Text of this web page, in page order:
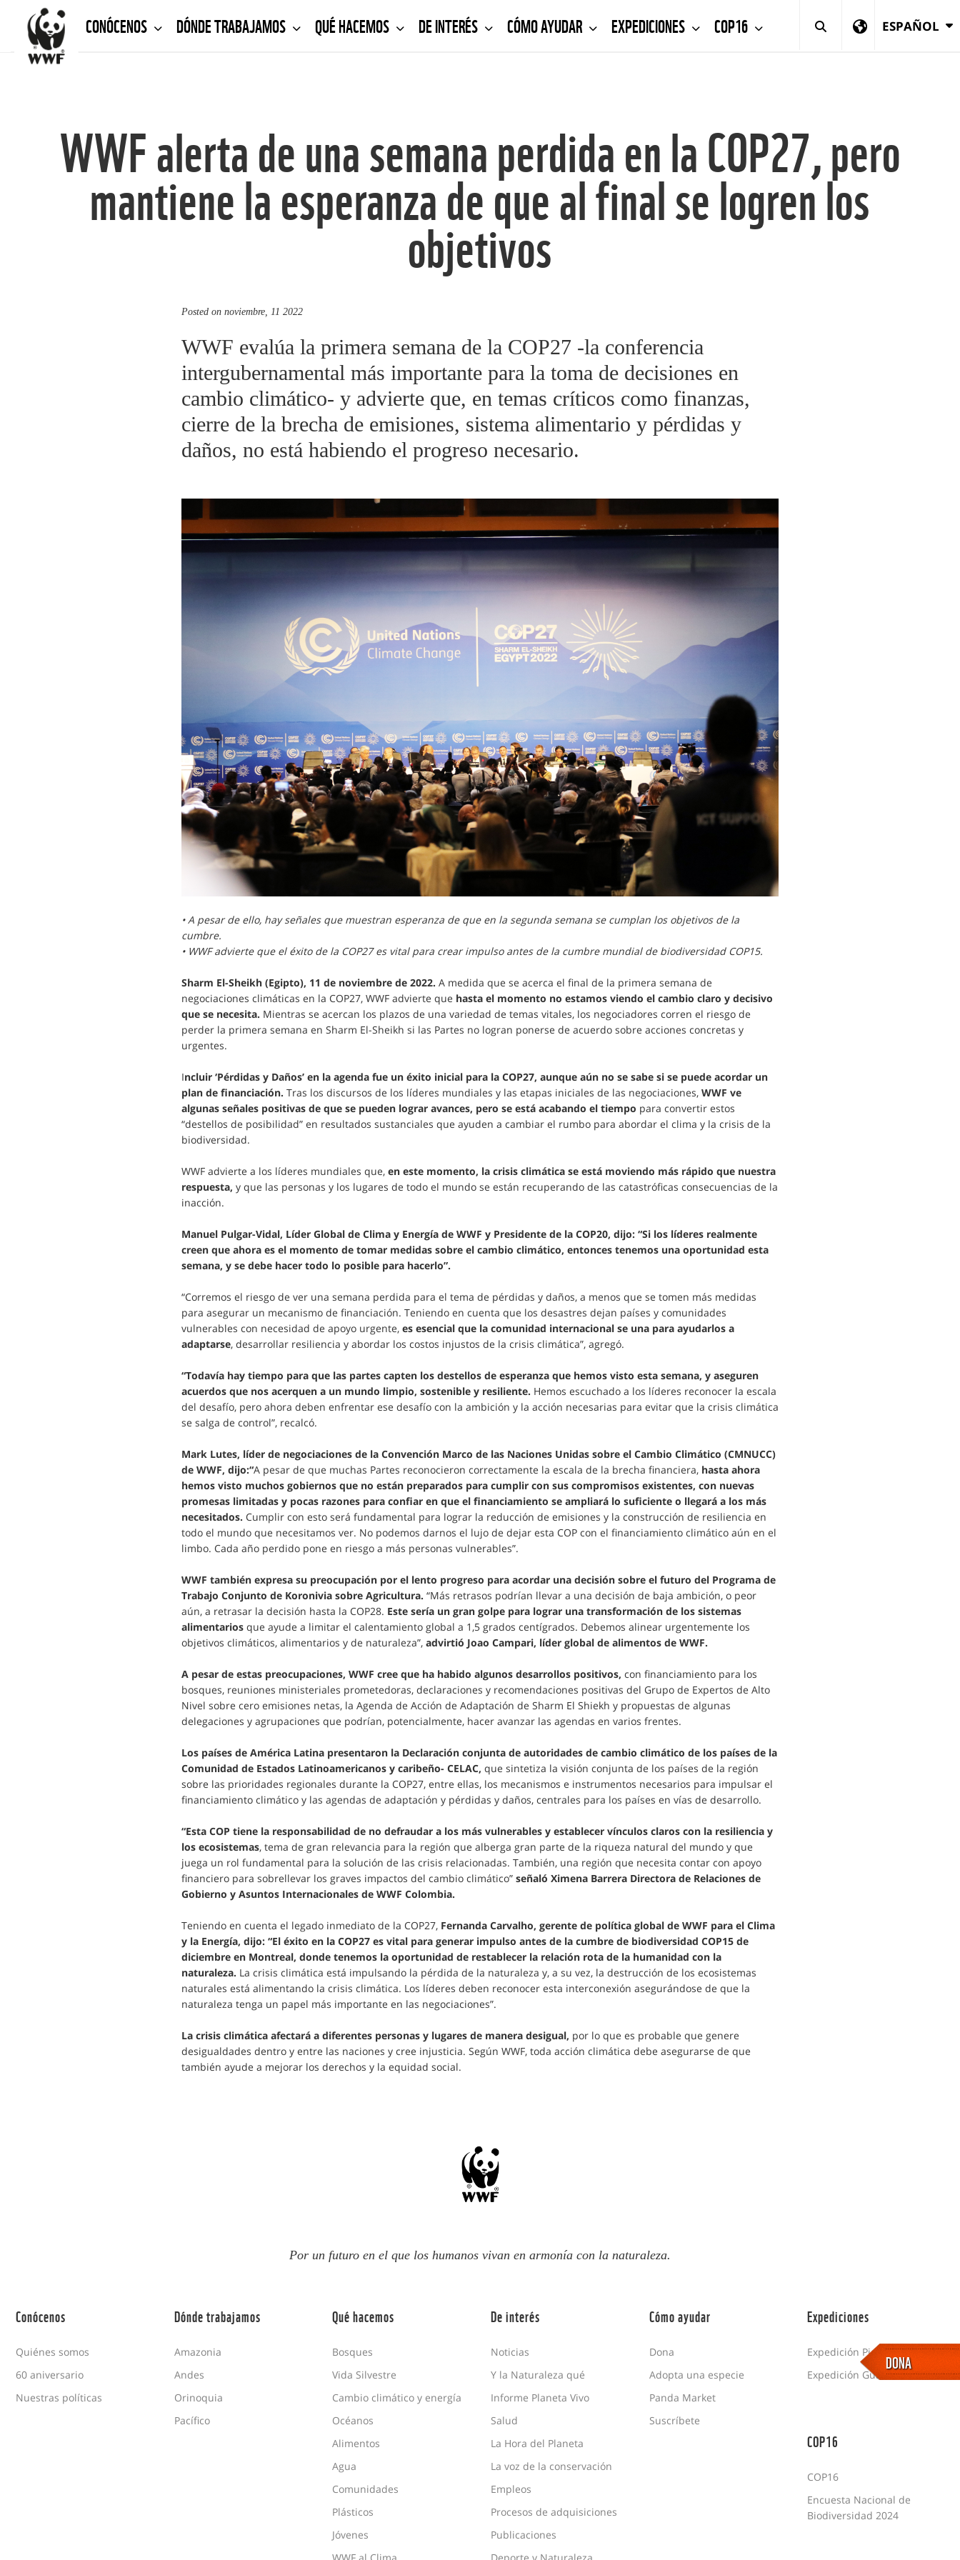
CONÓCENOS DÓNDE TRABAJAMOS QUÉ HACEMOS DE INTERÉS CÓMO AYUDAR EXPEDICIONES COP16 ESPAÑOL
WWF alerta de una semana perdida en la COP27, pero
mantiene la esperanza de que al final se logren los
objetivos
Posted onnoviembre, 11 2022
WWF evalúa la primera semana de la COP27 -la conferencia
intergubernamental más importante para la toma de decisiones en
cambio climático- y advierte que, en temas críticos como finanzas,
cierre de la brecha de emisiones, sistema alimentario y pérdidas y
daños, no está habiendo el progreso necesario.
• A pesar de ello, hay señales que muestran esperanza de que en la segunda semana se cumplan los objetivos de la
cumbre.
• WWF advierte que el éxito de la COP27 es vital para crear impulso antes de la cumbre mundial de biodiversidad COP15.
Sharm El-Sheikh (Egipto), 11 de noviembre de 2022. A medida que se acerca el final de la primera semana de
negociaciones climáticas en la COP27, WWF advierte que hasta el momento no estamos viendo el cambio claro y decisivo
que se necesita. Mientras se acercan los plazos de una variedad de temas vitales, los negociadores corren el riesgo de
perder la primera semana en Sharm El-Sheikh si las Partes no logran ponerse de acuerdo sobre acciones concretas y
urgentes.
Incluir ‘Pérdidas y Daños’ en la agenda fue un éxito inicial para la COP27, aunque aún no se sabe si se puede acordar un
plan de financiación. Tras los discursos de los líderes mundiales y las etapas iniciales de las negociaciones, WWF ve
algunas señales positivas de que se pueden lograr avances, pero se está acabando el tiempo para convertir estos
“destellos de posibilidad” en resultados sustanciales que ayuden a cambiar el rumbo para abordar el clima y la crisis de la
biodiversidad.
WWF advierte a los líderes mundiales que, en este momento, la crisis climática se está moviendo más rápido que nuestra
respuesta, y que las personas y los lugares de todo el mundo se están recuperando de las catastróficas consecuencias de la
inacción.
Manuel Pulgar-Vidal, Líder Global de Clima y Energía de WWF y Presidente de la COP20, dijo: “Si los líderes realmente
creen que ahora es el momento de tomar medidas sobre el cambio climático, entonces tenemos una oportunidad esta
semana, y se debe hacer todo lo posible para hacerlo”.
“Corremos el riesgo de ver una semana perdida para el tema de pérdidas y daños, a menos que se tomen más medidas
para asegurar un mecanismo de financiación. Teniendo en cuenta que los desastres dejan países y comunidades
vulnerables con necesidad de apoyo urgente, es esencial que la comunidad internacional se una para ayudarlos a
adaptarse, desarrollar resiliencia y abordar los costos injustos de la crisis climática”, agregó.
“Todavía hay tiempo para que las partes capten los destellos de esperanza que hemos visto esta semana, y aseguren
acuerdos que nos acerquen a un mundo limpio, sostenible y resiliente. Hemos escuchado a los líderes reconocer la escala
del desafío, pero ahora deben enfrentar ese desafío con la ambición y la acción necesarias para evitar que la crisis climática
se salga de control”, recalcó.
Mark Lutes, líder de negociaciones de la Convención Marco de las Naciones Unidas sobre el Cambio Climático (CMNUCC)
de WWF, dijo:“A pesar de que muchas Partes reconocieron correctamente la escala de la brecha financiera, hasta ahora
hemos visto muchos gobiernos que no están preparados para cumplir con sus compromisos existentes, con nuevas
promesas limitadas y pocas razones para confiar en que el financiamiento se ampliará lo suficiente o llegará a los más
necesitados. Cumplir con esto será fundamental para lograr la reducción de emisiones y la construcción de resiliencia en
todo el mundo que necesitamos ver. No podemos darnos el lujo de dejar esta COP con el financiamiento climático aún en el
limbo. Cada año perdido pone en riesgo a más personas vulnerables”.
WWF también expresa su preocupación por el lento progreso para acordar una decisión sobre el futuro del Programa de
Trabajo Conjunto de Koronivia sobre Agricultura. “Más retrasos podrían llevar a una decisión de baja ambición, o peor
aún, a retrasar la decisión hasta la COP28. Este sería un gran golpe para lograr una transformación de los sistemas
alimentariosque ayude a limitar el calentamiento global a 1,5 grados centígrados. Debemos alinear urgentemente los
objetivos climáticos, alimentarios y de naturaleza”, advirtió Joao Campari, líder global de alimentos de WWF.
A pesar de estas preocupaciones, WWF cree que ha habido algunos desarrollos positivos, con financiamiento para los
bosques, reuniones ministeriales prometedoras, declaraciones y recomendaciones positivas del Grupo de Expertos de Alto
Nivel sobre cero emisiones netas, la Agenda de Acción de Adaptación de Sharm El Shiekh y propuestas de algunas
delegaciones y agrupaciones que podrían, potencialmente, hacer avanzar las agendas en varios frentes.
Los países de América Latina presentaron la Declaración conjunta de autoridades de cambio climático de los países de la
Comunidad de Estados Latinoamericanos y caribeño- CELAC, que sintetiza la visión conjunta de los países de la región
sobre las prioridades regionales durante la COP27, entre ellas, los mecanismos e instrumentos necesarios para impulsar el
financiamiento climático y las agendas de adaptación y pérdidas y daños, centrales para los países en vías de desarrollo.
“Esta COP tiene la responsabilidad de no defraudar a los más vulnerables y establecer vínculos claros con la resiliencia y
los ecosistemas, tema de gran relevancia para la región que alberga gran parte de la riqueza natural del mundo y que
juega un rol fundamental para la solución de las crisis relacionadas. También, una región que necesita contar con apoyo
financiero para sobrellevar los graves impactos del cambio climático” señaló Ximena Barrera Directora de Relaciones de
Gobierno y Asuntos Internacionales de WWF Colombia.
Teniendo en cuenta el legado inmediato de la COP27, Fernanda Carvalho, gerente de política global de WWF para el Clima
y la Energía, dijo: “El éxito en la COP27 es vital para generar impulso antes de la cumbre de biodiversidad COP15 de
diciembre en Montreal, donde tenemos la oportunidad de restablecer la relación rota de la humanidad con la
naturaleza. La crisis climática está impulsando la pérdida de la naturaleza y, a su vez, la destrucción de los ecosistemas
naturales está alimentando la crisis climática. Los líderes deben reconocer esta interconexión asegurándose de que la
naturaleza tenga un papel más importante en las negociaciones”.
La crisis climática afectará a diferentes personas y lugares de manera desigual, por lo que es probable que genere
desigualdades dentro y entre las naciones y cree injusticia. Según WWF, toda acción climática debe asegurarse de que
también ayude a mejorar los derechos y la equidad social.
Por un futuro en el que los humanos vivan en armonía con la naturaleza.
Conócenos
Quiénes somos
60 aniversario
Nuestras políticas
Dónde trabajamos
Amazonia
Andes
Orinoquia
Pacífico
Qué hacemos
Bosques
Vida Silvestre
Cambio climático y energía
Océanos
Alimentos
Agua
Comunidades
Plásticos
Jóvenes
De interés
Noticias
Y la Naturaleza qué
Informe Planeta Vivo
Salud
La Hora del Planeta
La voz de la conservación
Empleos
Procesos de adquisiciones
Publicaciones
Cómo ayudar
Dona
Adopta una especie
Panda Market
Suscríbete
Expediciones
Expedición Picachos
Expedición Guaviare
COP16
COP16
Encuesta Nacional de
Biodiversidad 2024
DONA